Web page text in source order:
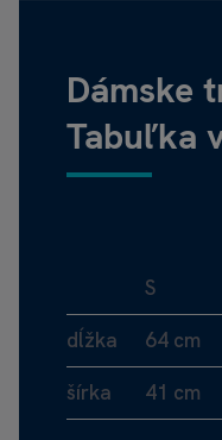
Dámske
Tabuľka
S
dĺžka
64 cm
šírka
41 cm